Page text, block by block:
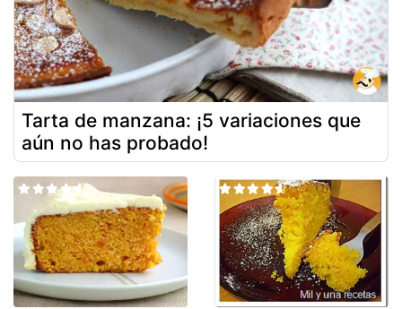
Tarta de manzana: ¡5 variaciones que
aún no has probado!